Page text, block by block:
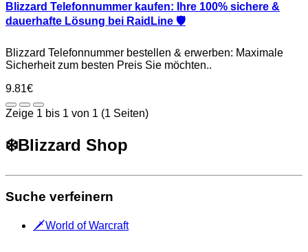
Blizzard Telefonnummer kaufen: Ihre 100% sichere &
dauerhafte Lösung bei RaidLine 🛡️
Blizzard Telefonnummer bestellen & erwerben: Maximale
Sicherheit zum besten Preis Sie möchten..
9.81€
Zeige 1 bis 1 von 1 (1 Seiten)
❄️Blizzard Shop
Suche verfeinern
🗡️World of Warcraft